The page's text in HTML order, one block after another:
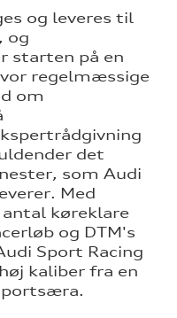
og leveres til
og
starten på en
regelmæssige
om
det
som Audi
Med
køreklare
og DTM's
Sport Racing
kaliber fra en